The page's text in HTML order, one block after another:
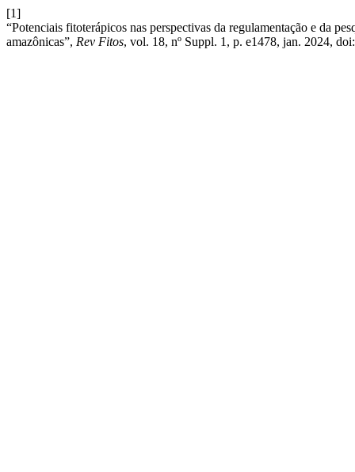
[1]
“Potenciais fitoterápicos nas perspectivas da regulamentação e da
amazônicas”, Rev Fitos, vol. 18, nº Suppl. 1, p. e1478, jan. 2024,